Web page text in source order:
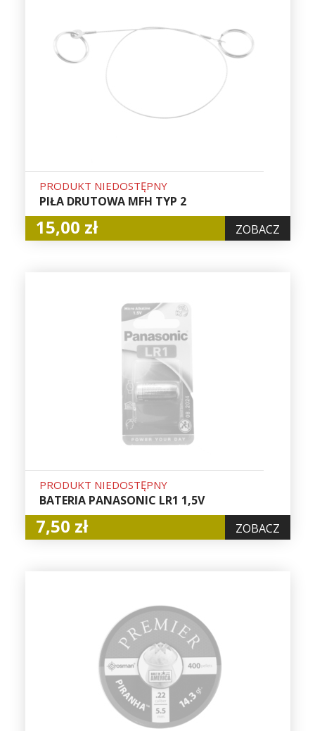
PRODUKT NIEDOSTĘPNY
PIŁA DRUTOWA MFH TYP 2
15,00 zł ZOBACZ
PRODUKT NIEDOSTĘPNY
BATERIA PANASONIC LR1 1,5V
7,50 zł ZOBACZ